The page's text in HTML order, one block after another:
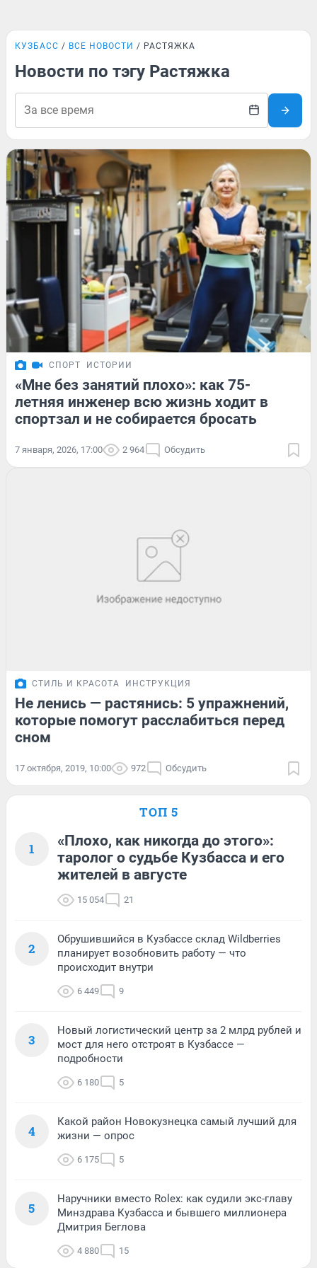
КУЗБАСС ВСЕ НОВОСТИ РАСТЯЖКА
Новости по тэгу Растяжка
СПОРТ ИСТОРИИ
«Мне без занятий плохо»: как 75-
летняя инженер всю жизнь ходит в
спортзал и не собирается бросать
7 января, 2026, 17:00 2 964 Обсудить
СТИЛЬ И КРАСОТА ИНСТРУКЦИЯ
Не ленись — растянись: 5 упражнений,
которые помогут расслабиться перед
сном
17 октября, 2019, 10:00 972 Обсудить
ТОП 5
1
«Плохо, как никогда до этого»:
таролог о судьбе Кузбасса и его
жителей в августе
15 054 21
2
Обрушившийся в Кузбассе склад Wildberries
планирует возобновить работу — что
происходит внутри
6 449 9
3
Новый логистический центр за 2 млрд рублей и
мост для него отстроят в Кузбассе —
подробности
6 180 5
4
Какой район Новокузнецка самый лучший для
жизни — опрос
6 175 5
5
Наручники вместо Rolex: как судили экс-главу
Минздрава Кузбасса и бывшего миллионера
Дмитрия Беглова
4 880 15